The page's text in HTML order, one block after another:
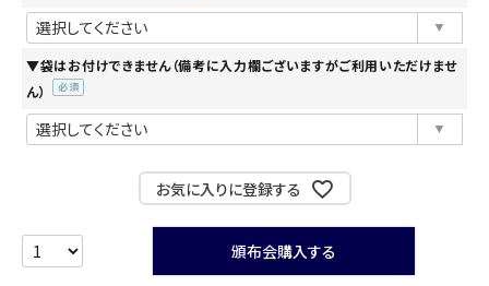
▼袋はお付けできません（備考に入力欄ございますがご利用いただけませ
ん）
須)
お気に入りに登録する
頒布会購入する